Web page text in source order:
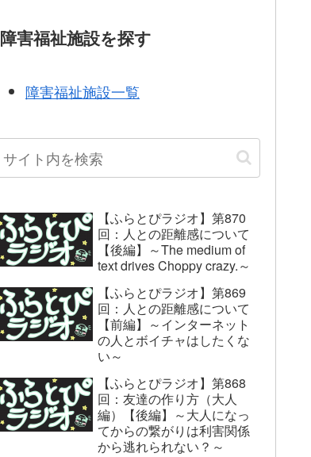
障害福祉施設を探す
障害福祉施設一覧
【ふらとぴラジオ】第870
回：人との距離感について
【後編】～The medium of
text drives Choppy crazy.～
【ふらとぴラジオ】第869
回：人との距離感について
【前編】～インターネット
の人とボイチャはしたくな
い～
【ふらとぴラジオ】第868
回：友達の作り方（大人
編）【後編】～大人になっ
てからの繋がりは利害関係
から逃れられない？～